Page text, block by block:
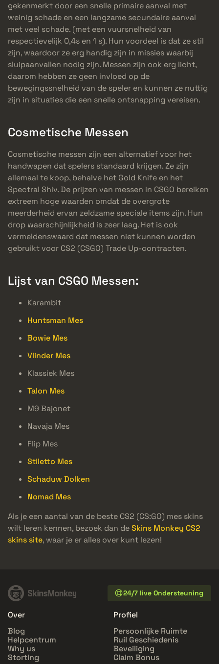
gekenmerkt door een snelle primaire aanval met
weinig schade en een langzame secundaire aanval
met veel schade. (met een vuursnelheid van
respectievelijk 0,4s en 1 s). Hun voordeel is dat ze stil
zijn, waardoor ze erg handig zijn in missies waarbij
sluipaanvallen nodig zijn. Messen zijn ook erg licht,
daarom hebben ze geen invloed op de
bewegingssnelheid van de speler en kunnen ze nuttig
zijn in situaties die een snelle ontsnapping vereisen.
Cosmetische Messen
Cosmetische messen zijn een alternatief voor het
handwapen dat spelers standaard krijgen. Ze zijn
allemaal te koop, behalve het Gold Knife en het
Spectral Shiv. De prijzen van messen in CSGO bereiken
extreem hoge waarden omdat de overgrote
meerderheid ervan zeldzame speciale items zijn. Hun
drop waarschijnlijkheid is zeer laag. Het is ook
vermeldenswaard dat messen niet kunnen worden
gebruikt voor CS2 (CSGO) Trade Up-contracten.
Lijst van CSGO Messen:
Karambit
Huntsman Mes
Bowie Mes
Vlinder Mes
Klassiek Mes
Talon Mes
M9 Bajonet
Navaja Mes
Flip Mes
Stiletto Mes
Schaduw Dolken
Nomad Mes
Als je een aantal van de beste CS2 (CS:GO) mes skins
wilt leren kennen, bezoek dan deSkins Monkey CS2
skins site, waar je er alles over kunt lezen!
24/7 live Ondersteuning
Over
Blog
Helpcentrum
Why us
Storting
Profiel
Persoonlijke Ruimte
Ruil Geschiedenis
Beveiliging
Claim Bonus